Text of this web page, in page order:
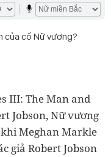
của cố Nữ vương?
III: The Man and
Jobson, Nữ vương
Meghan Markle
giả Robert Jobson